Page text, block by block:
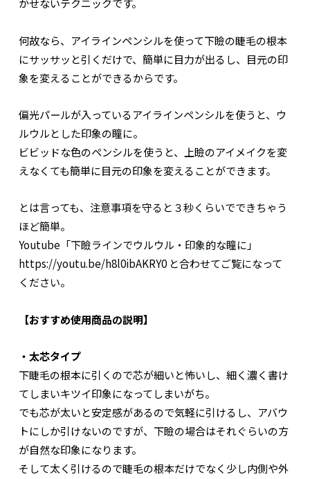
かせないテクニックです。
何故なら、アイラインペンシルを使って下瞼の睫毛の根本
にサッサッと引くだけで、簡単に目力が出るし、目元の印
象を変えることができるからです。
偏光パールが入っているアイラインペンシルを使うと、ウ
ルウルとした印象の瞳に。
ビビッドな色のペンシルを使うと、上瞼のアイメイクを変
えなくても簡単に目元の印象を変えることができます。
とは言っても、注意事項を守ると３秒くらいでできちゃう
ほど簡単。
Youtube「下瞼ラインでウルウル・印象的な瞳に」
https://youtu.be/h8l0ibAKRY0 と合わせてご覧になって
ください。
【おすすめ使用商品の説明】
・太芯タイプ
下睫毛の根本に引くので芯が細いと怖いし、細く濃く書け
てしまいキツイ印象になってしまいがち。
でも芯が太いと安定感があるので気軽に引けるし、アバウ
トにしか引けないのですが、下瞼の場合はそれぐらいの方
が自然な印象になります。
そして太く引けるので睫毛の根本だけでなく少し内側や外